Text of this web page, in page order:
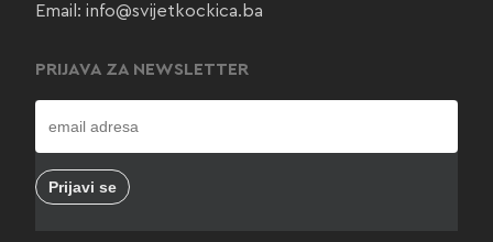
Email: info@svijetkockica.ba
PRIJAVA ZA NEWSLETTER